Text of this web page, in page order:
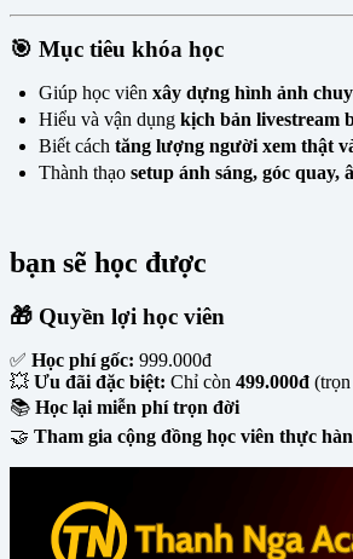
🎯 Mục tiêu khóa học
Giúp học viên xây dựng hình ảnh
Hiểu và vận dụng kịch bản livestream
Biết cách tăng lượng người xem thật
Thành thạo setup ánh sáng, góc quay,
bạn sẽ học được
🎁 Quyền lợi học viên
✅ Học phí gốc: 999.000đ
💥 Ưu đãi đặc biệt: Chỉ còn 499.000đ
📚 Học lại miễn phí trọn đời
🤝 Tham gia cộng đồng học viên thực